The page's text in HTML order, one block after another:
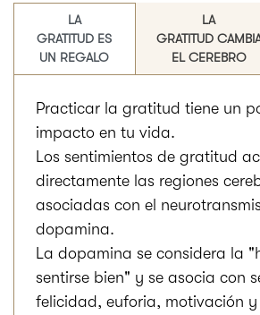
LA
GRATITUD ES
UN REGALO
LA
GRATITUD
EL CEREBRO
Practicar la gratitud tiene un
impacto en tu vida.
Los sentimientos de gratitud
directamente las regiones
asociadas con el
dopamina.
La dopamina se considera la
sentirse bien" y se asocia con
felicidad, euforia, motivación y